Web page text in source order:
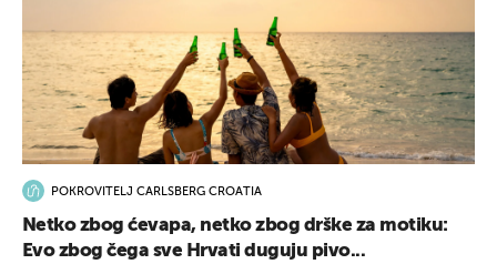
POKROVITELJ CARLSBERG CROATIA
Netko zbog ćevapa, netko zbog drške za motiku:
Evo zbog čega sve Hrvati duguju pivo...